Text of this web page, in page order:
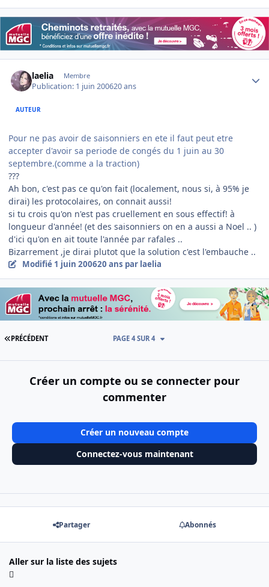
laelia Membre
Publication: 1 juin 200620 ans
AUTEUR
Pour ne pas avoir de saisonniers en ete il faut peut etre
accepter d'avoir sa periode de congés du 1 juin au 30
septembre.(comme a la traction)
???
Ah bon, c'est pas ce qu'on fait (localement, nous si, à 95% je
dirai) les protocolaires, on connait aussi!
si tu crois qu'on n'est pas cruellement en sous effectif! à
longueur d'année! (et des saisonniers on en a aussi a Noel .. )
d'ici qu'on en ait toute l'année par rafales ..
Bizarrement ,je dirai plutot que la solution c'est l'embauche ..
Modifié 1 juin 200620 ans par laelia
PREMIÈRE PAGE
PRÉCÉDENT PAGE 4 SUR 4
Créer un compte ou se connecter pour
commenter
Créer un nouveau compte
Connectez-vous maintenant
Partager Abonnés
Aller sur la liste des sujets